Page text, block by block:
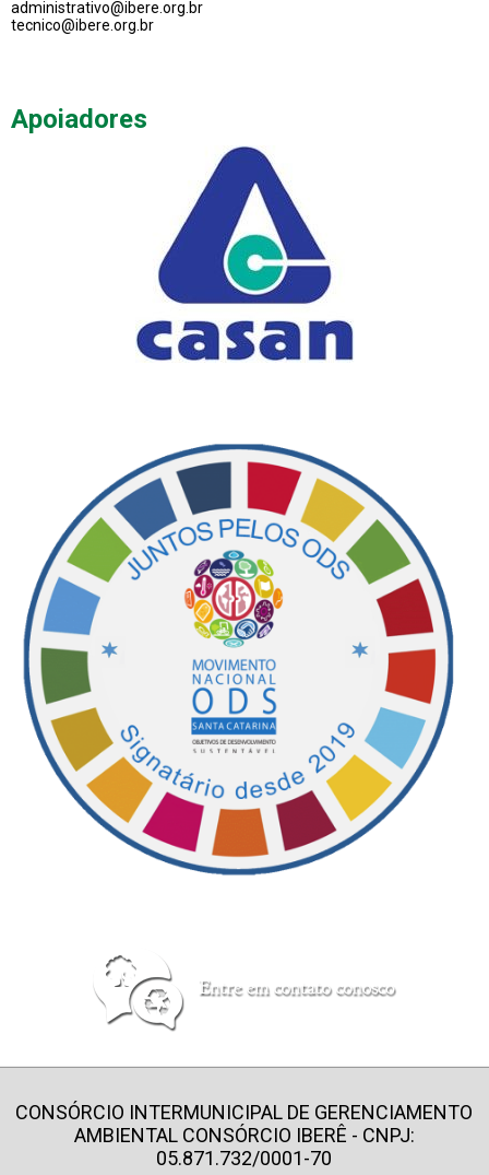
administrativo@ibere.org.br
tecnico@ibere.org.br
Apoiadores
CONSÓRCIO INTERMUNICIPAL DE GERENCIAMENTO
AMBIENTAL CONSÓRCIO IBERÊ - CNPJ:
05.871.732/0001-70